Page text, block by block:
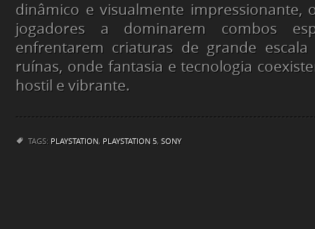
dinâmico e visualmente impressionante,
jogadores a dominarem combos
enfrentarem criaturas de grande
ruínas, onde fantasia e tecnologia
hostil e vibrante.
TAGS: PLAYSTATION, PLAYSTATION 5, SONY